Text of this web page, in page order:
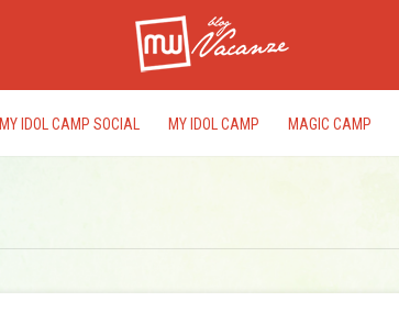
MY IDOL CAMP SOCIAL MY IDOL CAMP MAGIC CAMP